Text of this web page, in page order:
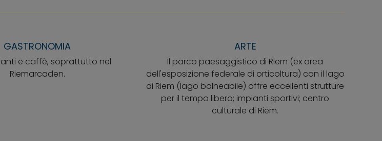
GASTRONOMIA
e caffè, soprattutto nel
Riemarcaden.
ARTE
Il parco paesaggistico di Riem (ex area
dell'esposizione federale di orticoltura) con il lago
di Riem (lago balneabile) offre eccellenti strutture
per il tempo libero; impianti sportivi; centro
culturale di Riem.